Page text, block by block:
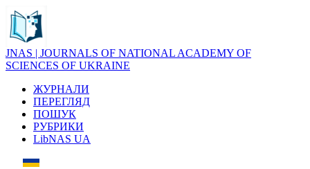
JNAS | JOURNALS OF NATIONAL ACADEMY OF
SCIENCES OF UKRAINE
ЖУРНАЛИ
ПЕРЕГЛЯД
ПОШУК
РУБРИКИ
LibNAS UA